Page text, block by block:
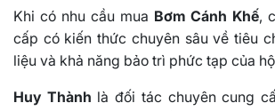
Khi có nhu cầu mua Bơm Cánh Khế,
cấp có kiến thức chuyên sâu về tiêu
liệu và khả năng bảo trì phức tạp của
Huy Thành là đối tác chuyên cung